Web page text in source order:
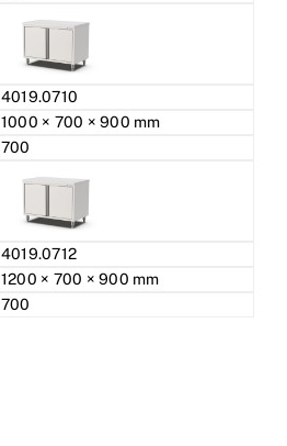
4019.0710
1000 × 700 × 900 mm
700
4019.0712
1200 × 700 × 900 mm
700